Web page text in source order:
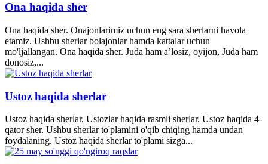
Ona haqida sher
Ona haqida sher. Onajonlarimiz uchun eng sara sherlarni havola
etamiz. Ushbu sherlar bolajonlar hamda kattalar uchun
mo'ljallangan. Ona haqida sher. Juda ham a’losiz, oyijon, Juda ham
donosiz,...
Ustoz haqida sherlar
Ustoz haqida sherlar. Ustozlar haqida rasmli sherlar. Ustoz haqida 4-
qator sher. Ushbu sherlar to'plamini o'qib chiqing hamda undan
foydalaning. Ustoz haqida sherlar to'plami sizga...